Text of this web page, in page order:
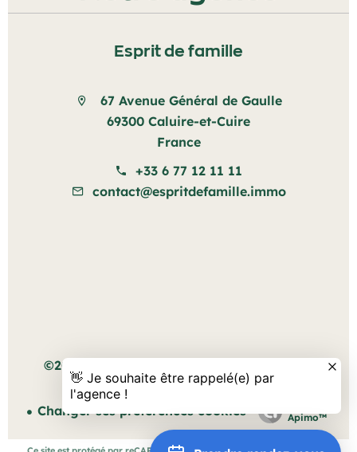
Esprit de famille
67 Avenue Général de Gaulle
69300 Caluire-et-Cuire
France
+33 6 77 12 11 11
contact@espritdefamille.immo
©2026 Esprit de famille
Honoraires d'agence
Changer ses préférences cookies
Apimo™